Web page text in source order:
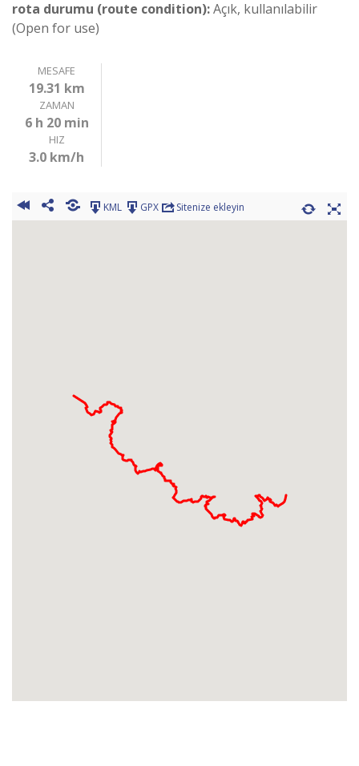
rota durumu (route condition):Açık, kullanılabilir
(Open for use)
MESAFE
19.31 km
ZAMAN
6 h 20 min
HIZ
3.0 km/h
KML GPX Sitenize ekleyin